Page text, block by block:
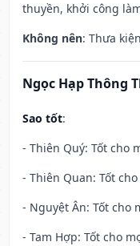
thuyền, khởi công
Không nên: Thưa
Ngọc Hạp Thông
Sao tốt:
- Thiên Quý: Tốt cho
- Thiên Quan: Tốt
- Nguyệt Ân: Tốt cho
- Tam Hợp: Tốt cho